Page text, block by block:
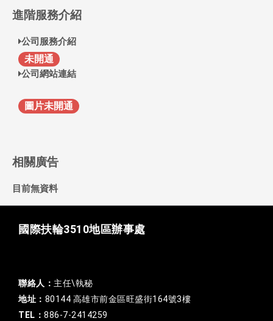
進階服務介紹
公司服務介紹
未開通
公司網站連結
圖片未開通
相關廣告
目前無資料
國際扶輪3510地區辦事處
聯絡人： 主任\執秘
地址： 80144 高雄市前金區旺盛街164號3樓
TEL： 886-7-2414259